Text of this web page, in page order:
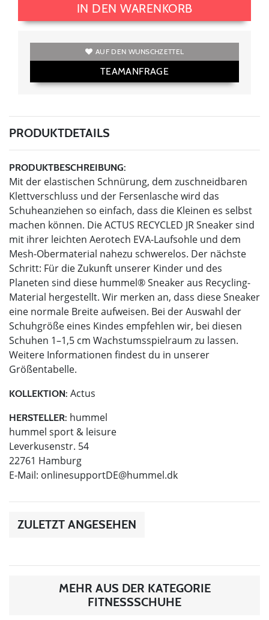
IN DEN WARENKORB
AUF DEN WUNSCHZETTEL
TEAMANFRAGE
PRODUKTDETAILS
PRODUKTBESCHREIBUNG:
Mit der elastischen Schnürung, dem zuschneidbaren
Klettverschluss und der Fersenlasche wird das
Schuheanziehen so einfach, dass die Kleinen es selbst
machen können. Die ACTUS RECYCLED JR Sneaker sind
mit ihrer leichten Aerotech EVA-Laufsohle und dem
Mesh-Obermaterial nahezu schwerelos. Der nächste
Schritt: Für die Zukunft unserer Kinder und des
Planeten sind diese hummel® Sneaker aus Recycling-
Material hergestellt. Wir merken an, dass diese Sneaker
eine normale Breite aufweisen. Bei der Auswahl der
Schuhgröße eines Kindes empfehlen wir, bei diesen
Schuhen 1–1,5 cm Wachstumsspielraum zu lassen.
Weitere Informationen findest du in unserer
Größentabelle.
KOLLEKTION: Actus
HERSTELLER: hummel
hummel sport & leisure
Leverkusenstr. 54
22761 Hamburg
E-Mail: onlinesupportDE@hummel.dk
ZULETZT ANGESEHEN
MEHR AUS DER KATEGORIE
FITNESSSCHUHE